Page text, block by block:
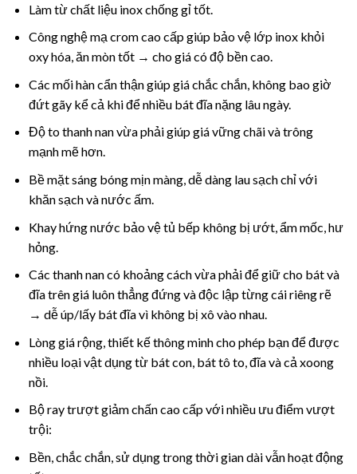
Làm từ chất liệu inox chống gỉ tốt.
Công nghệ mạ crom cao cấp giúp bảo vệ lớp inox khỏi
oxy hóa, ăn mòn tốt → cho giá có độ bền cao.
Các mối hàn cẩn thận giúp giá chắc chắn, không bao giờ
đứt gãy kể cả khi để nhiều bát đĩa nặng lâu ngày.
Độ to thanh nan vừa phải giúp giá vững chãi và trông
mạnh mẽ hơn.
Bề mặt sáng bóng mịn màng, dễ dàng lau sạch chỉ với
khăn sạch và nước ấm.
Khay hứng nước bảo vệ tủ bếp không bị ướt, ẩm mốc, hư
hỏng.
Các thanh nan có khoảng cách vừa phải để giữ cho bát và
đĩa trên giá luôn thẳng đứng và độc lập từng cái riêng rẽ
→ dễ úp/lấy bát đĩa vì không bị xô vào nhau.
Lòng giá rộng, thiết kế thông minh cho phép bạn để được
nhiều loại vật dụng từ bát con, bát tô to, đĩa và cả xoong
nồi.
Bộ ray trượt giảm chấn cao cấp với nhiều ưu điểm vượt
trội:
Bền, chắc chắn, sử dụng trong thời gian dài vẫn hoạt động